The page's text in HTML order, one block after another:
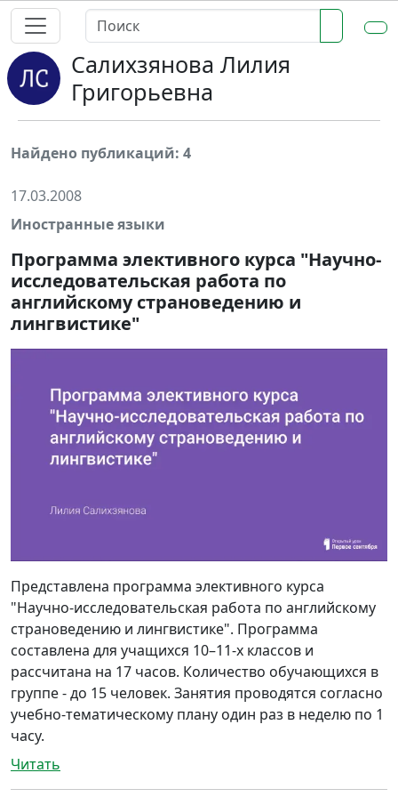
Салихзянова Лилия
Григорьевна
Найдено публикаций: 4
17.03.2008
Иностранные языки
Программа элективного курса "Научно-
исследовательская работа по
английскому страноведению и
лингвистике"
Представлена программа элективного курса
"Научно-исследовательская работа по английскому
страноведению и лингвистике". Программа
составлена для учащихся 10–11-х классов и
рассчитана на 17 часов. Количество обучающихся в
группе - до 15 человек. Занятия проводятся согласно
учебно-тематическому плану один раз в неделю по 1
часу.
Читать